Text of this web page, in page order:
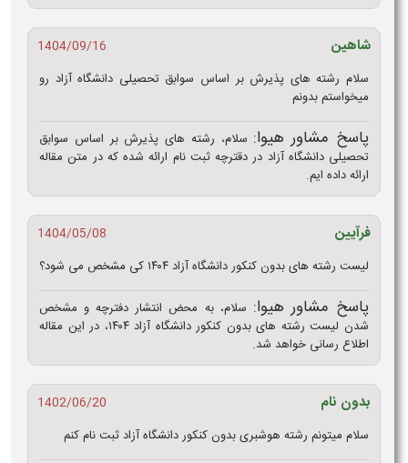
شاهین
1404/09/16
سلام رشته های پذیرش بر اساس سوابق تحصیلی دانشگاه آزاد رو
میخواستم بدونم
پاسخ مشاور هیوا: سلام، رشته های پذیرش بر اساس سوابق
تحصیلی دانشگاه آزاد در دقترچه ثبت نام ارائه شده که در متن مقاله
ارائه داده ایم.
فرآیین
1404/05/08
لیست رشته های بدون کنکور دانشگاه آزاد ۱۴۰۴ کی مشخص می شود؟
پاسخ مشاور هیوا: سلام، به محض انتشار دفترچه و مشخص
شدن لیست رشته های بدون کنکور دانشگاه آزاد ۱۴۰۴، در این مقاله
اطلاع رسانی خواهد شد.
بدون نام
1402/06/20
سلام میتونم‌ رشته هوشبری بدون کنکور دانشگاه آزاد ثبت نام کنم